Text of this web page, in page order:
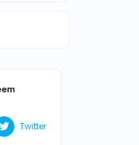
Twitter